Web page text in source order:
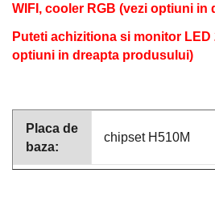
WIFI, cooler RGB (vezi optiuni
Puteti achizitiona si monitor
optiuni in dreapta produsului)
Placa de
baza:
chipset H510M